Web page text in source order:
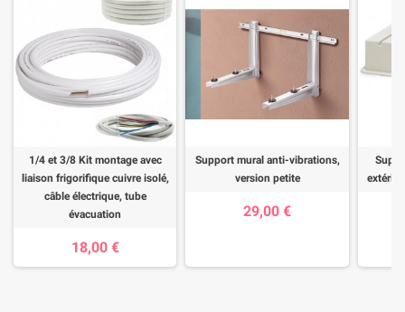
1/4 et 3/8 Kit montage avec
liaison frigorifique cuivre isolé,
câble électrique, tube
évacuation
18,00 €
Support mural anti-vibrations,
version petite
29,00 €